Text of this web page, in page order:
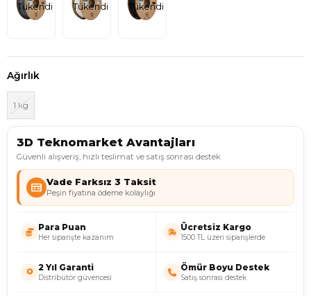
Tükendi Tükendi Tükendi
Ağırlık
1 kg
3D Teknomarket Avantajları
Güvenli alışveriş, hızlı teslimat ve satış sonrası destek
Vade Farksız 3 Taksit
Peşin fiyatına ödeme kolaylığı
Para Puan
Her siparişte kazanım
Ücretsiz Kargo
1500 TL üzeri siparişlerde
2 Yıl Garanti
Distribütör güvencesi
Ömür Boyu Destek
Satış sonrası destek